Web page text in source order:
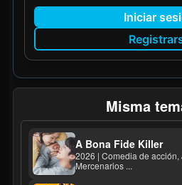
Iniciar
Misma
A Bona Fide Killer
2026 | Comedia de
Mercenarios ...